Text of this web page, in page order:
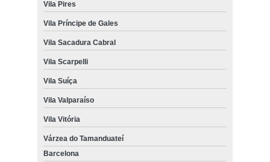
Vila Pires
Vila Príncipe de Gales
Vila Sacadura Cabral
Vila Scarpelli
Vila Suíça
Vila Valparaíso
Vila Vitória
Várzea do Tamanduateí
Barcelona